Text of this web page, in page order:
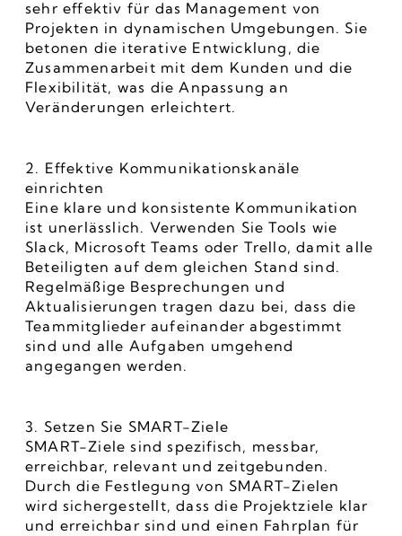
sehr effektiv für das Management von
Projekten in dynamischen Umgebungen. Sie
betonen die iterative Entwicklung, die
Zusammenarbeit mit dem Kunden und die
Flexibilität, was die Anpassung an
Veränderungen erleichtert.
2. Effektive Kommunikationskanäle
einrichten
Eine klare und konsistente Kommunikation
ist unerlässlich. Verwenden Sie Tools wie
Slack, Microsoft Teams oder Trello, damit alle
Beteiligten auf dem gleichen Stand sind.
Regelmäßige Besprechungen und
Aktualisierungen tragen dazu bei, dass die
Teammitglieder aufeinander abgestimmt
sind und alle Aufgaben umgehend
angegangen werden.
3. Setzen Sie SMART-Ziele
SMART-Ziele sind spezifisch, messbar,
erreichbar, relevant und zeitgebunden.
Durch die Festlegung von SMART-Zielen
wird sichergestellt, dass die Projektziele klar
und erreichbar sind und einen Fahrplan für